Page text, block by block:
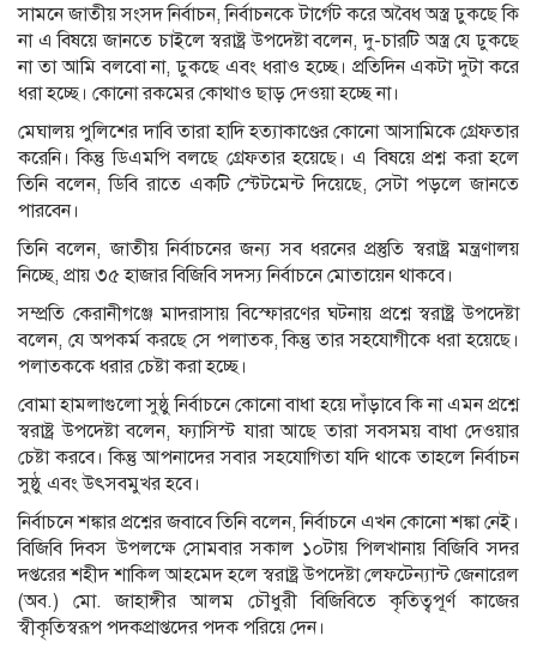
সামনে জাতীয় সংসদ নির্বাচন, নির্বাচনকে টার্গেট করে অবৈধ অস্ত্র ঢুকছে কি
না এ বিষয়ে জানতে চাইলে স্বরাষ্ট্র উপদেষ্টা বলেন, দু-চারটি অস্ত্র যে ঢুকছে
না তা আমি বলবো না, ঢুকছে এবং ধরাও হচ্ছে। প্রতিদিন একটা দুটা করে
ধরা হচ্ছে। কোনো রকমের কোথাও ছাড় দেওয়া হচ্ছে না।
মেঘালয় পুলিশের দাবি তারা হাদি হত্যাকাণ্ডের কোনো আসামিকে গ্রেফতার
করেনি। কিন্তু ডিএমপি বলছে গ্রেফতার হয়েছে। এ বিষয়ে প্রশ্ন করা হলে
তিনি বলেন, ডিবি রাতে একটি স্টেটমেন্ট দিয়েছে, সেটা পড়লে জানতে
পারবেন।
তিনি বলেন, জাতীয় নির্বাচনের জন্য সব ধরনের প্রস্তুতি স্বরাষ্ট্র মন্ত্রণালয়
নিচ্ছে, প্রায় ৩৫ হাজার বিজিবি সদস্য নির্বাচনে মোতায়েন থাকবে।
সম্প্রতি কেরানীগঞ্জে মাদরাসায় বিস্ফোরণের ঘটনায় প্রশ্নে স্বরাষ্ট্র উপদেষ্টা
বলেন, যে অপকর্ম করছে সে পলাতক, কিন্তু তার সহযোগীকে ধরা হয়েছে।
পলাতককে ধরার চেষ্টা করা হচ্ছে।
বোমা হামলাগুলো সুষ্ঠু নির্বাচনে কোনো বাধা হয়ে দাঁড়াবে কি না এমন প্রশ্নে
স্বরাষ্ট্র উপদেষ্টা বলেন, ফ্যাসিস্ট যারা আছে তারা সবসময় বাধা দেওয়ার
চেষ্টা করবে। কিন্তু আপনাদের সবার সহযোগিতা যদি থাকে তাহলে নির্বাচন
সুষ্ঠু এবং উৎসবমুখর হবে।
নির্বাচনে শঙ্কার প্রশ্নের জবাবে তিনি বলেন, নির্বাচনে এখন কোনো শঙ্কা নেই।
বিজিবি দিবস উপলক্ষে সোমবার সকাল ১০টায় পিলখানায় বিজিবি সদর
দপ্তরের শহীদ শাকিল আহমেদ হলে স্বরাষ্ট্র উপদেষ্টা লেফটেন্যান্ট জেনারেল
(অব.) মো. জাহাঙ্গীর আলম চৌধুরী বিজিবিতে কৃতিত্বপূর্ণ কাজের
স্বীকৃতিস্বরূপ পদকপ্রাপ্তদের পদক পরিয়ে দেন।